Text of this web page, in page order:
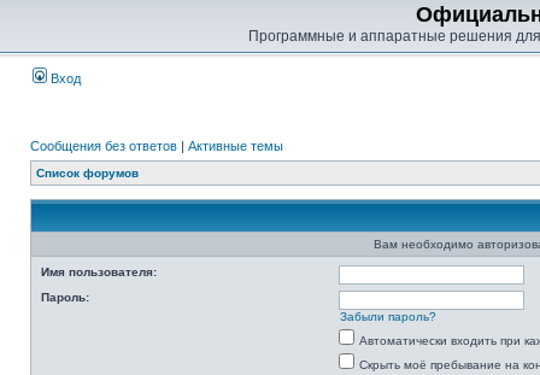
Программные и аппаратные решения
Вход
Сообщения без ответов | Активные темы
Список форумов
Вам необходимо
Имя пользователя:
Пароль:
Забыли пароль?
Автоматически входить при
Скрыть моё пребывание на